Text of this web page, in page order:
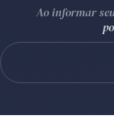
Ao informar